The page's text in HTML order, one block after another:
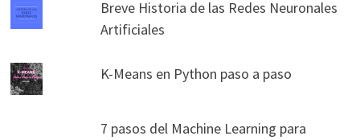
Breve Historia de las Redes Neuronales
Artificiales
K-Means en Python paso a paso
7 pasos del Machine Learning para